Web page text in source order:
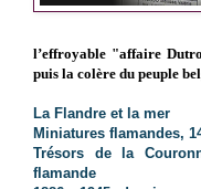
l’effroyable "affaire
puis la colère du peuple
La Flandre et la mer
Miniatures flamandes,
Trésors de la
flamande